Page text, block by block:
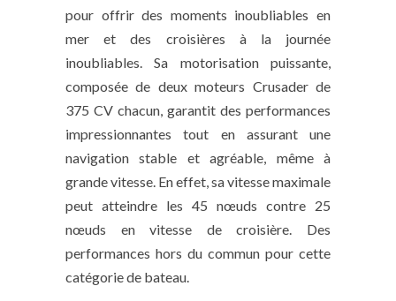
pour offrir des moments inoubliables en
mer et des croisières à la journée
inoubliables. Sa motorisation puissante,
composée de deux moteurs Crusader de
375 CV chacun, garantit des performances
impressionnantes tout en assurant une
navigation stable et agréable, même à
grande vitesse. En effet, sa vitesse maximale
peut atteindre les 45 nœuds contre 25
nœuds en vitesse de croisière. Des
performances hors du commun pour cette
catégorie de bateau.